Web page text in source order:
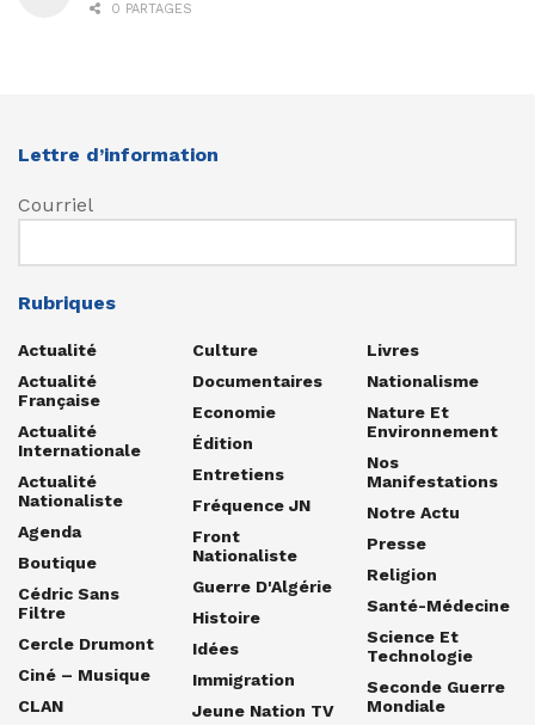
0 PARTAGES
Lettre d’information
Courriel
Rubriques
Actualité
Actualité
Française
Actualité
Internationale
Actualité
Nationaliste
Agenda
Boutique
Cédric Sans
Filtre
Cercle Drumont
Ciné – Musique
CLAN
Culture
Documentaires
Economie
Édition
Entretiens
Fréquence JN
Front
Nationaliste
Guerre D'Algérie
Histoire
Idées
Immigration
Jeune Nation TV
Livres
Nationalisme
Nature Et
Environnement
Nos
Manifestations
Notre Actu
Presse
Religion
Santé-Médecine
Science Et
Technologie
Seconde Guerre
Mondiale